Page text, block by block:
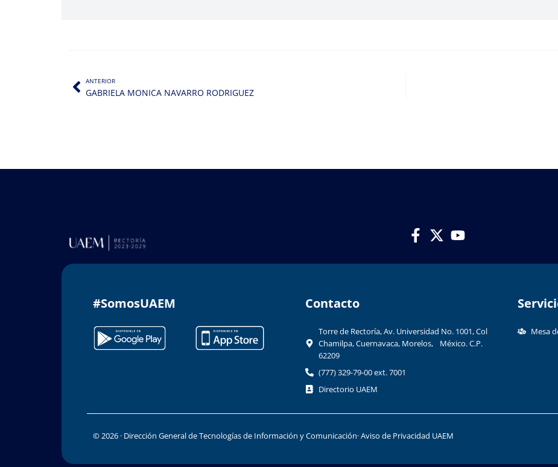
ANTERIOR
GABRIELA MONICA NAVARRO RODRIGUEZ
#SomosUAEM Contacto​
Torre de Rectoría, Av. Universidad No. 1001, Col
Chamilpa, Cuernavaca, Morelos, México. C.P.
62209
(777) 329-79-00 ext. 7001
Directorio UAEM
Mesa
© 2026 · Dirección General de Tecnologías de Información y Comunicación· Aviso de Privacidad UAEM